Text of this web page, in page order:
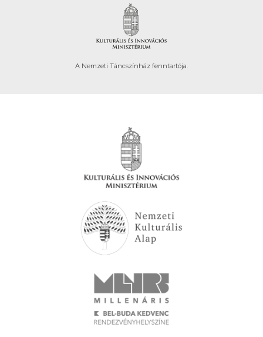
A Nemzeti Táncszínház fenntartója.